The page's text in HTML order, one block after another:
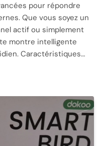
pour répondre
Que vous soyez un
actif ou simplement
montre intelligente
Caractéristiques…